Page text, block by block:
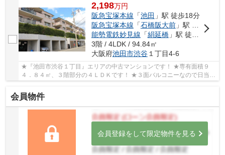
2,198万円
阪急宝塚本線 「池田 」駅 徒歩18分
阪急宝塚本線 「石橋阪大前」駅 徒歩28分
能勢電鉄妙見線 「絹延橋」駅 徒歩30分
3階 / 4LDK / 94.84㎡
大阪府池田市渋谷１丁目4-6
★『池田市渋谷１丁目』エリアの中古マンションです！ ★専有面積９
４．８４㎡、３階部分の４ＬＤＫです！ ★３面バルコニーなので日当
会員物件
会員登録をして限定物件を見る